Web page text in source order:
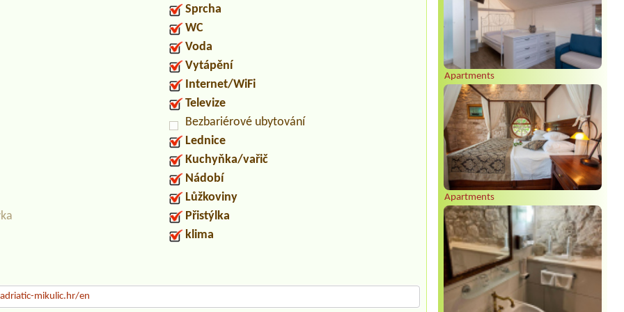
Apartments
Apartments
Sprcha
WC
Voda
Vytápění
Internet/WiFi
Televize
Bezbariérové ubytování
Lednice
Kuchyňka/vařič
Nádobí
Lůžkoviny
Přistýlka
klima
mikulic.hr/en